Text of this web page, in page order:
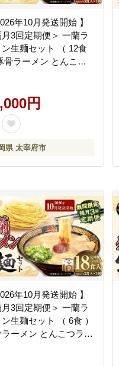
年10月発送開始 】
月3回定期便＞ 一蘭ラ
ン生麺セット （ 12食
骨ラーメン とんこつ
麺 生麺 セット 豚骨 豚
ープ とんこつスープ
期 定期便 定期配送
円
県 太宰府市
年10月発送開始 】
月3回定期便＞ 一蘭ラ
生麺セット （ 6食 ）
ラーメン とんこつラー